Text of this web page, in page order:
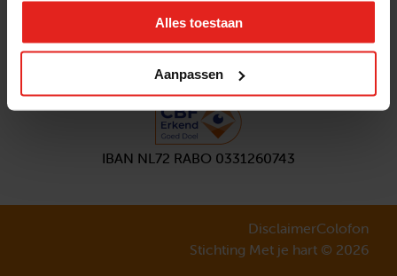
Alles toestaan
Aanpassen
IBAN NL72 RABO 0331260743
DisclaimerColofon
Stichting Met je hart © 2026